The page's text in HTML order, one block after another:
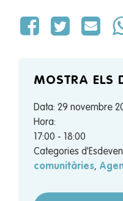
MOSTRA ELS
Data: 29 novembre
Hora:
17:00 - 18:00
Categories
comunitàries,